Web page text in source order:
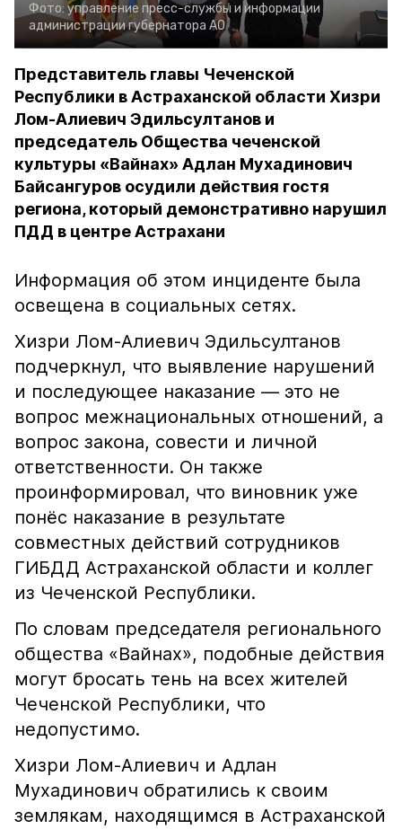
Фото: управление пресс-службы и информации
администрации губернатора АО
Представитель главы Чеченской
Республики в Астраханской области Хизри
Лом-Алиевич Эдильсултанов и
председатель Общества чеченской
культуры «Вайнах» Адлан Мухадинович
Байсангуров осудили действия гостя
региона, который демонстративно нарушил
ПДД в центре Астрахани
Информация об этом инциденте была
освещена в социальных сетях.
Хизри Лом-Алиевич Эдильсултанов
подчеркнул, что выявление нарушений
и последующее наказание — это не
вопрос межнациональных отношений, а
вопрос закона, совести и личной
ответственности. Он также
проинформировал, что виновник уже
понёс наказание в результате
совместных действий сотрудников
ГИБДД Астраханской области и коллег
из Чеченской Республики.
По словам председателя регионального
общества «Вайнах», подобные действия
могут бросать тень на всех жителей
Чеченской Республики, что
недопустимо.
Хизри Лом-Алиевич и Адлан
Мухадинович обратились к своим
землякам, находящимся в Астраханской